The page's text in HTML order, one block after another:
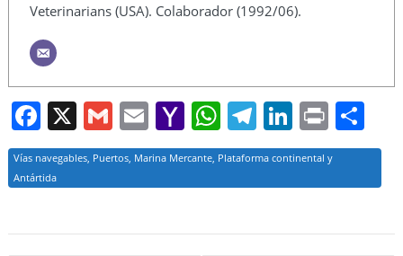
Veterinarians (USA). Colaborador (1992/06).
F
a
c
b
X G
m
ai
E
m
ai
Y
a
h
o
W
h
at
A
T
el
e
a
Li
n
k
dI
Pr
in
t
h
Vías navegables, Puertos, Marina Mercante, Plataforma continental y
Antártida